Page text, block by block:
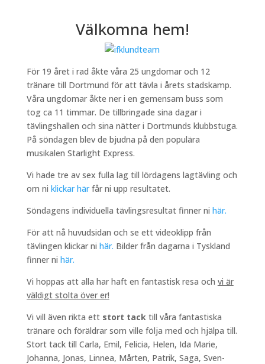
Välkomna hem!
För 19 året i rad åkte våra 25 ungdomar och 12
tränare till Dortmund för att tävla i årets stadskamp.
Våra ungdomar åkte ner i en gemensam buss som
tog ca 11 timmar. De tillbringade sina dagar i
tävlingshallen och sina nätter i Dortmunds klubbstuga.
På söndagen blev de bjudna på den populära
musikalen Starlight Express.
Vi hade tre av sex fulla lag till lördagens lagtävling och
om ni klickar härfår ni upp resultatet.
Söndagens individuella tävlingsresultat finner ni här.
För att nå huvudsidan och se ett videoklipp från
tävlingen klickar ni här. Bilder från dagarna i Tyskland
finner ni här.
Vi hoppas att alla har haft en fantastisk resa och vi är
väldigt stolta över er!
Vi vill även rikta ett stort tack till våra fantastiska
tränare och föräldrar som ville följa med och hjälpa till.
Stort tack till Carla, Emil, Felicia, Helen, Ida Marie,
Johanna, Jonas, Linnea, Mårten, Patrik, Saga, Sven-